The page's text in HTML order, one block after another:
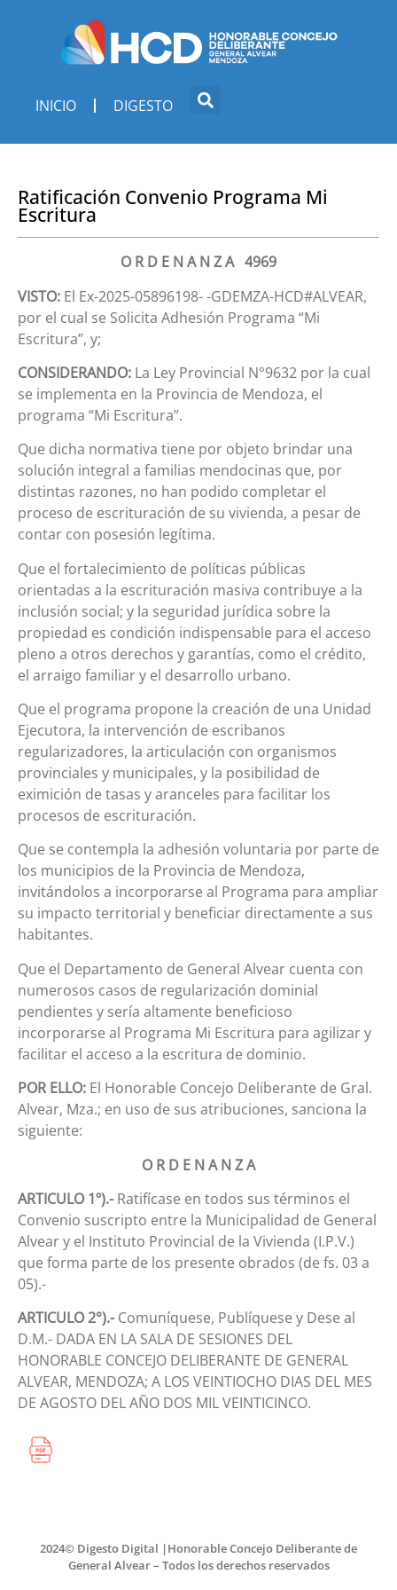
INICIO DIGESTO
Ratificación Convenio Programa Mi
Escritura
O R D E N A N Z A 4969
VISTO: El Ex-2025-05896198- -GDEMZA-HCD#ALVEAR,
por el cual se Solicita Adhesión Programa “Mi
Escritura”, y;
CONSIDERANDO: La Ley Provincial N°9632 por la cual
se implementa en la Provincia de Mendoza, el
programa “Mi Escritura”.
Que dicha normativa tiene por objeto brindar una
solución integral a familias mendocinas que, por
distintas razones, no han podido completar el
proceso de escrituración de su vivienda, a pesar de
contar con posesión legítima.
Que el fortalecimiento de políticas públicas
orientadas a la escrituración masiva contribuye a la
inclusión social; y la seguridad jurídica sobre la
propiedad es condición indispensable para el acceso
pleno a otros derechos y garantías, como el crédito,
el arraigo familiar y el desarrollo urbano.
Que el programa propone la creación de una Unidad
Ejecutora, la intervención de escribanos
regularizadores, la articulación con organismos
provinciales y municipales, y la posibilidad de
eximición de tasas y aranceles para facilitar los
procesos de escrituración.
Que se contempla la adhesión voluntaria por parte de
los municipios de la Provincia de Mendoza,
invitándolos a incorporarse al Programa para ampliar
su impacto territorial y beneficiar directamente a sus
habitantes.
Que el Departamento de General Alvear cuenta con
numerosos casos de regularización dominial
pendientes y sería altamente beneficioso
incorporarse al Programa Mi Escritura para agilizar y
facilitar el acceso a la escritura de dominio.
POR ELLO: El Honorable Concejo Deliberante de Gral.
Alvear, Mza.; en uso de sus atribuciones, sanciona la
siguiente:
O R D E N A N Z A
ARTICULO 1º).-Ratifícase en todos sus términos el
Convenio suscripto entre la Municipalidad de General
Alvear y el Instituto Provincial de la Vivienda (I.P.V.)
que forma parte de los presente obrados (de fs. 03 a
05).-
ARTICULO 2°).-Comuníquese, Publíquese y Dese al
D.M.- DADA EN LA SALA DE SESIONES DEL
HONORABLE CONCEJO DELIBERANTE DE GENERAL
ALVEAR, MENDOZA; A LOS VEINTIOCHO DIAS DEL MES
DE AGOSTO DEL AÑO DOS MIL VEINTICINCO.
2024© Digesto Digital |Honorable Concejo Deliberante de
General Alvear – Todos los derechos reservados